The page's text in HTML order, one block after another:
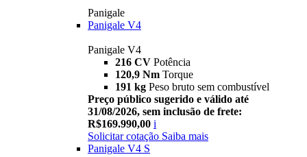
Panigale
Panigale V4
Panigale V4
216 CV Potência
120,9 Nm Torque
191 kg Peso bruto sem combustível
Preço público sugerido e válido até
31/08/2026, sem inclusão de frete:
R$169.990,00 i
Solicitar cotação Saiba mais
Panigale V4 S